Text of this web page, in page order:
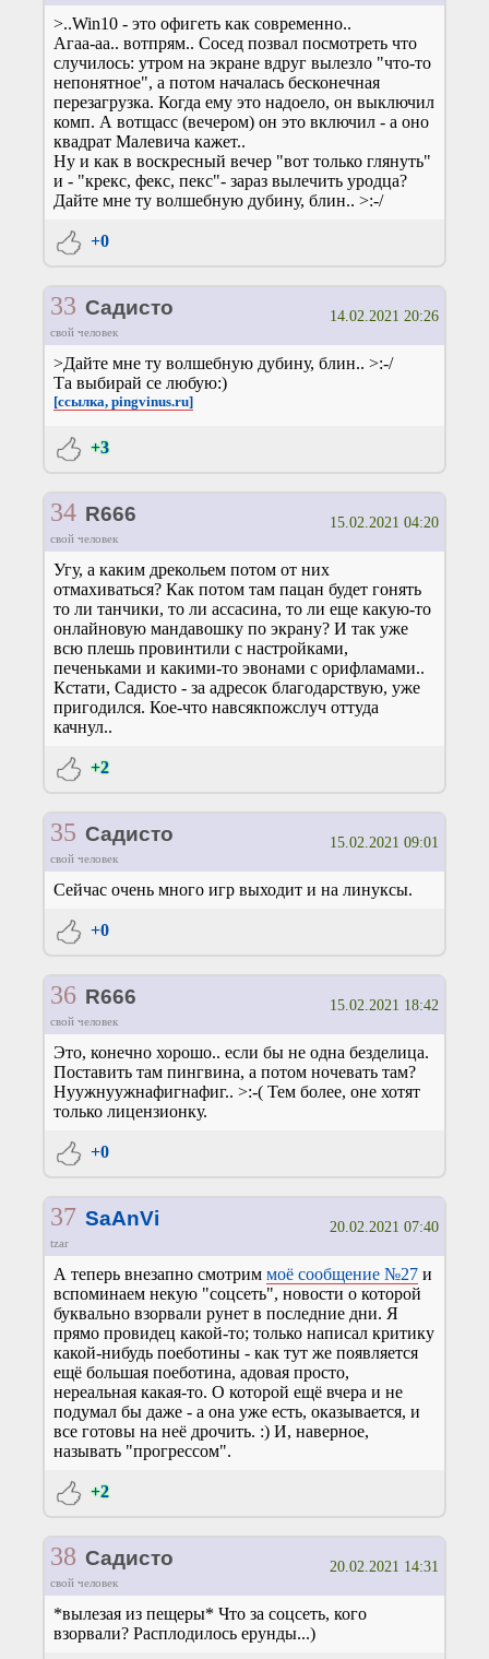
>..Win10 - это офигеть как современно..
Агаа-аа.. вотпрям.. Сосед позвал посмотреть что
случилось: утром на экране вдруг вылезло "что-то
непонятное", а потом началась бесконечная
перезагрузка. Когда ему это надоело, он выключил
комп. А вотщасс (вечером) он это включил - а оно
квадрат Малевича кажет..
Ну и как в воскресный вечер "вот только глянуть"
и - "крекс, фекс, пекс"- зараз вылечить уродца?
Дайте мне ту волшебную дубину, блин.. >:-/
+0
33 Садисто
свой человек
14.02.2021 20:26
>Дайте мне ту волшебную дубину, блин.. >:-/
Та выбирай се любую:)
[ссылка, pingvinus.ru]
+3
34 R666
свой человек
15.02.2021 04:20
Угу, а каким дрекольем потом от них
отмахиваться? Как потом там пацан будет гонять
то ли танчики, то ли ассасина, то ли еще какую-то
онлайновую мандавошку по экрану? И так уже
всю плешь провинтили с настройками,
печеньками и какими-то эвонами с орифламами..
Кстати, Садисто - за адресок благодарствую, уже
пригодился. Кое-что навсякпожслуч оттуда
качнул..
+2
35 Садисто
свой человек
15.02.2021 09:01
Сейчас очень много игр выходит и на линуксы.
+0
36 R666
свой человек
15.02.2021 18:42
Это, конечно хорошо.. если бы не одна безделица.
Поставить там пингвина, а потом ночевать там?
Нуужнуужнафигнафиг.. >:-( Тем более, оне хотят
только лицензионку.
+0
37 SaAnVi
tzar
20.02.2021 07:40
А теперь внезапно смотрим моё сообщение №27 и
вспоминаем некую "соцсеть", новости о которой
буквально взорвали рунет в последние дни. Я
прямо провидец какой-то; только написал критику
какой-нибудь поеботины - как тут же появляется
ещё большая поеботина, адовая просто,
нереальная какая-то. О которой ещё вчера и не
подумал бы даже - а она уже есть, оказывается, и
все готовы на неё дрочить. :) И, наверное,
называть "прогрессом".
+2
38 Садисто
свой человек
20.02.2021 14:31
*вылезая из пещеры* Что за соцсеть, кого
взорвали? Расплодилось ерунды...)